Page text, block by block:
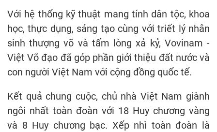
Với hệ thống kỹ thuật mang tính dân tộc, khoa
học, thực dụng, sáng tạo cùng với triết lý nhân
sinh thượng võ và tấm lòng xả kỷ, Vovinam -
Việt Võ đạo đã góp phần giới thiệu đất nước và
con người Việt Nam với cộng đồng quốc tế.
Kết quả chung cuộc, chủ nhà Việt Nam giành
ngôi nhất toàn đoàn với 18 Huy chương vàng
và 8 Huy chương bạc. Xếp nhì toàn đoàn là